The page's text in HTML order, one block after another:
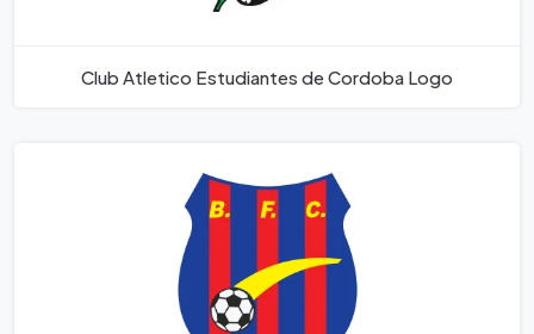
Club Atletico Estudiantes de Cordoba Logo